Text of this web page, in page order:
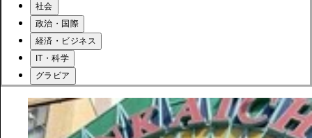
社会
政治・国際
経済・ビジネス
IT・科学
グラビア